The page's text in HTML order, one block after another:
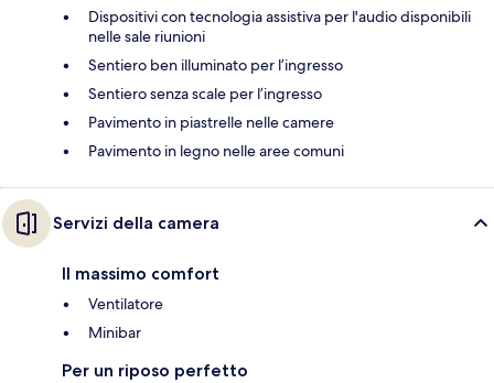
Dispositivi con tecnologia assistiva per l'audio disponibili
nelle sale riunioni
Sentiero ben illuminato per l’ingresso
Sentiero senza scale per l’ingresso
Pavimento in piastrelle nelle camere
Pavimento in legno nelle aree comuni
Servizi della camera
Il massimo comfort
Ventilatore
Minibar
Per un riposo perfetto